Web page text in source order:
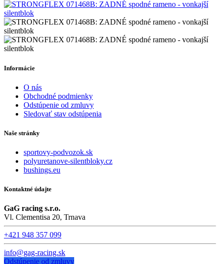
Informácie
O nás
Obchodné podmienky
Odstúpenie od zmluvy
Sledovať stav odstúpenia
Naše stránky
sportovy-podvozok.sk
polyuretanove-silentbloky.cz
bushings.eu
Kontaktné údajte
GaG racing s.r.o.
Vl. Clementisa 20, Trnava
+421 948 357 099
info@gag-racing.sk
Odstúpenie od zmluvy